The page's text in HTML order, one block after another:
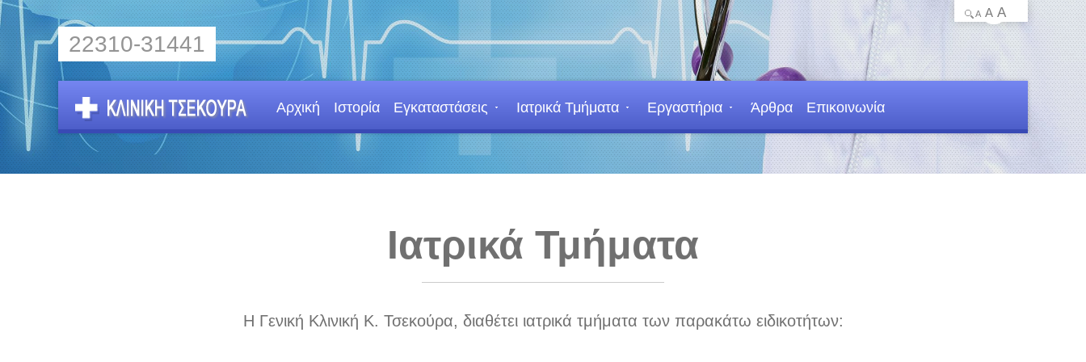
22310-31441
A A A
Αρχική Ιστορία Εγκαταστάσεις Ιατρικά Τμήματα Εργαστήρια Άρθρα Επικοινωνία
Ιατρικά Τμήματα
Η Γενική Κλινική Κ. Τσεκούρα, διαθέτει ιατρικά τμήματα των παρακάτω ειδικοτήτων: